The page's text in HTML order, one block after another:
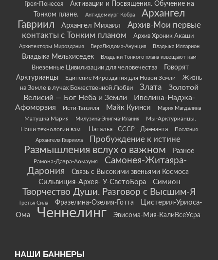
Грея-Понесея
Активации и Посвящения. Обучение на
Тонком плане.
Антидемиург Кобра
Архангел
Гавриил
Архангел Михаил
Архив-Мои первые
контакты с Тонким планом
Архив Хроник Акаши
Архитекторы Мироздания ВераЛюдома-Анунция Владыка Илларион
Владыка Мельхиседек Владыки Тонкого плана извещают нам
Внеземные Цивилизации для человечества
Говорят
Арктурианцы
Единение Мироздания для Новой Земли
Жизнь
на Земле в лучах Божественной Любви
Злата
Золотой
Велисий — Бог Неба и Земли
Ивелина-Наджа-
Афоморзия
Исти-Танзиля Майк Куинси Мария Магдалина
Матушка Мария Милузина-Энигма-Илания
Мы-Арктурианцы.
Наши технологии вам.
Наталья - СССР - Даэманта
Послания
Архангела Гавриила
Пробуждение к истине
Размышления вслух о важном Разное
Рамона-Даэра-Аомаумя
Самонея-Житаяра-
Дарония
Связь с Высокими звеньями Космоса
Сильвиция-Архея- У-СветоБора Симион
Творчество Души. Разговор с Высшим-Я
Третья Сила Фразелина-Озелия-Готта
Цистерия-Уриоса-
Ома
Ченнелинг Эвисома-Мия-КалиВсеУсра
НАШИ БАННЕРЫ